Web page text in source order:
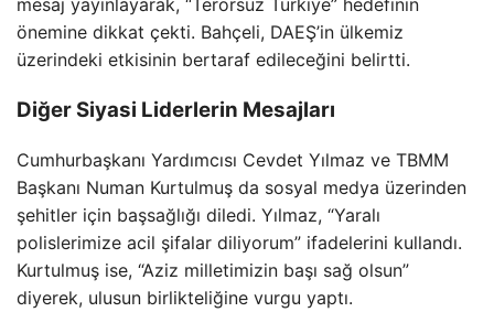
önemine dikkat çekti. Bahçeli, DAEŞ’in ülkemiz
üzerindeki etkisinin bertaraf edileceğini belirtti.
Diğer Siyasi Liderlerin Mesajları
Cumhurbaşkanı Yardımcısı Cevdet Yılmaz ve TBMM
Başkanı Numan Kurtulmuş da sosyal medya üzerinden
şehitler için başsağlığı diledi. Yılmaz, “Yaralı
polislerimize acil şifalar diliyorum” ifadelerini kullandı.
Kurtulmuş ise, “Aziz milletimizin başı sağ olsun”
diyerek, ulusun birlikteliğine vurgu yaptı.